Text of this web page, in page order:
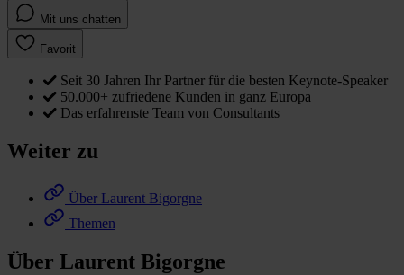
Mit uns chatten
Favorit
Seit 30 Jahren Ihr Partner für die besten Keynote-Speaker
50.000+ zufriedene Kunden in ganz Europa
Das erfahrenste Team von Consultants
Weiter zu
Über Laurent Bigorgne
Themen
Über Laurent Bigorgne